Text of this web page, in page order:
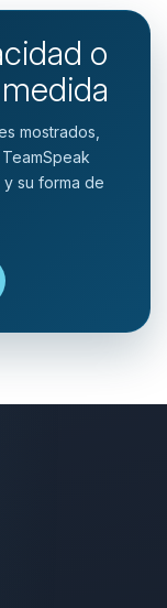
o
mostrados,
su forma de